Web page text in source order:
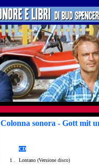
Colonna sonora - Gott mit
1 .
CD
Lontano (Versione disco)